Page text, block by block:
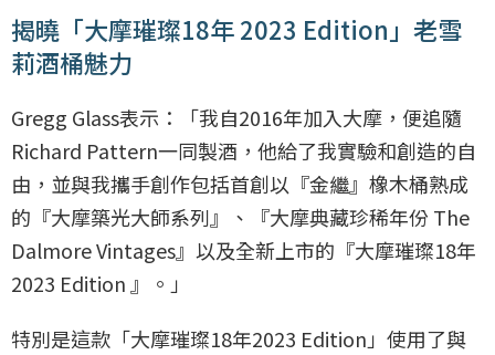
揭曉「大摩璀璨18年 2023 Edition」老雪
莉酒桶魅力
Gregg Glass表示：「我自2016年加入大摩，便追隨
Richard Pattern一同製酒，他給了我實驗和創造的自
由，並與我攜手創作包括首創以『金繼』橡木桶熟成
的『大摩築光大師系列』、『大摩典藏珍稀年份 The
Dalmore Vintages』以及全新上市的『大摩璀璨18年
2023 Edition 』。」
特別是這款「大摩璀璨18年2023 Edition」使用了與